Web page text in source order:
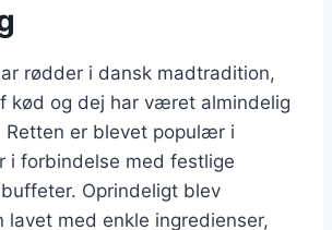
rødder i dansk madtradition,
kød og dej har været almindelig
Retten er blevet populær i
i forbindelse med festlige
Oprindeligt blev
lavet med enkle ingredienser,